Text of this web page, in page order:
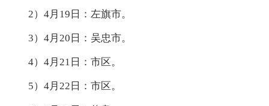
2）4月19日：左旗市。
3）4月20日：吴忠市。
4）4月21日：市区。
5）4月22日：市区。